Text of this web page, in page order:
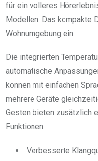
für ein volleres
Modellen. Das kompakte
Wohnumgebung ein.
Die integrierten
automatische
können mit einfachen
mehrere Geräte
Gesten bieten zusätzlich
Funktionen.
Verbesserte